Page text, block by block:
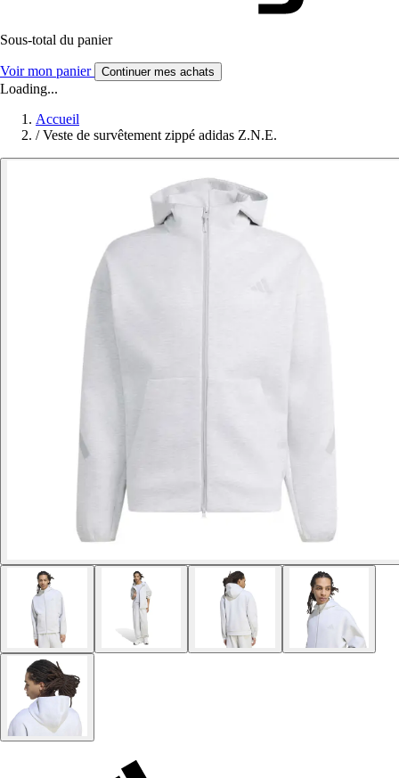
Sous-total du panier
Voir mon panier Continuer mes achats
Loading...
Accueil
/ Veste de survêtement zippé adidas Z.N.E.